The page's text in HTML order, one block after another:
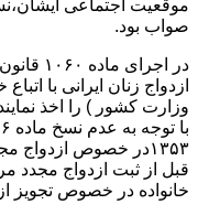
موقعیت اجتماعی
صواب بود.
در
ازدواج زنان ایرانی با
وزارت کشور ) را اخذ
۱۳۵۳در خصوص ازدواج
قبل از ثبت ازدواج مجدد
خانواده در خصوص تجویز